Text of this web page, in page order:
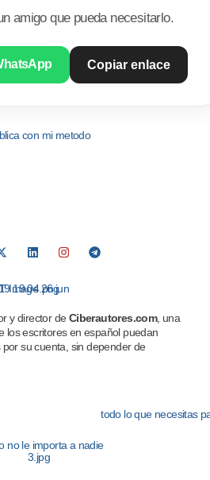
amigo que pueda necesitarlo.
Copiar enlace
y director de Ciberautores.com, una
los escritores en español puedan
su cuenta, sin depender de